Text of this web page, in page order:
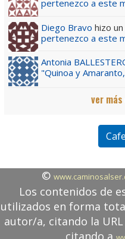
pertenezco a este
Diego Bravo hizo
pertenezco a este
Antonia
"Quinoa y
ver
©
Los contenidos de
utilizados en forma
autor/a, citando la
citando a